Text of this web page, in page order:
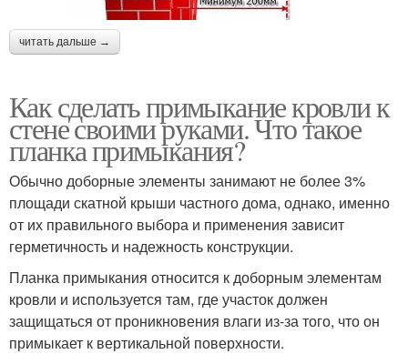
читать дальше →
Как сделать примыкание кровли к
стене своими руками. Что такое
планка примыкания?
Обычно доборные элементы занимают не более 3%
площади скатной крыши частного дома, однако, именно
от их правильного выбора и применения зависит
герметичность и надежность конструкции.
Планка примыкания относится к доборным элементам
кровли и используется там, где участок должен
защищаться от проникновения влаги из-за того, что он
примыкает к вертикальной поверхности.